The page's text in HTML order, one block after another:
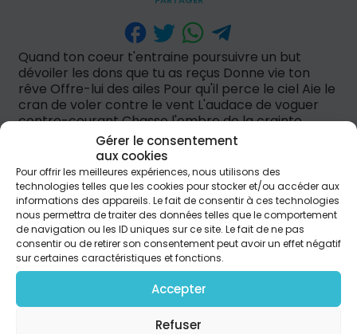
Gérer le consentement
aux cookies
Pour offrir les meilleures expériences, nous utilisons des
technologies telles que les cookies pour stocker et/ou accéder aux
informations des appareils. Le fait de consentir à ces technologies
nous permettra de traiter des données telles que le comportement
de navigation ou les ID uniques sur ce site. Le fait de ne pas
consentir ou de retirer son consentement peut avoir un effet négatif
sur certaines caractéristiques et fonctions.
Accepter
Refuser
Quand ton coeur t'entraine poursuivre un but
dévoiler les dons que tu as reçus Donne vie ton
rêve Offre-lui des ailes Pour qu'il perce le ciel Aie le
cran de voler contre le vent L'audace de voguer
contre-courant Chasse l'ombre de la crainte
Revers ou chagrin Marche droit dans le chemin Ref
: Tout est possible, tout est possible celui qui croit
Alors ose des exploits Tout est possible, tout est
possible Franchis les barrières Repousse les
frontières Traverse les mers Tout est possible Ton
temps sur terre est plus précieux que l'or Un jour
s'éveille puis il s'évapore Ouvre tes bras la vie Dieu
te destine un bel avenir Pont : Les rêves qui nous
habitent Peuvent faire une différence Dieu nous les
inspire Et souhaite leur naissance Nous devons les
libérer Et les laisser briller Qu'ils clairent le monde
entier Paroles et musique: Vladimir Elie